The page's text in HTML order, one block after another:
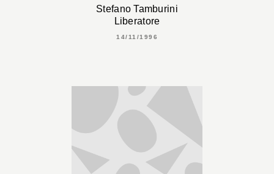
Stefano Tamburini
Liberatore
14/11/1996